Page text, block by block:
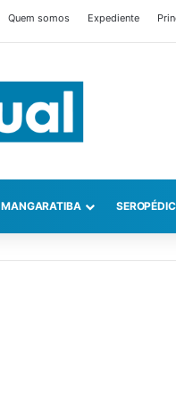
Quem somos Expediente
MANGARATIBA